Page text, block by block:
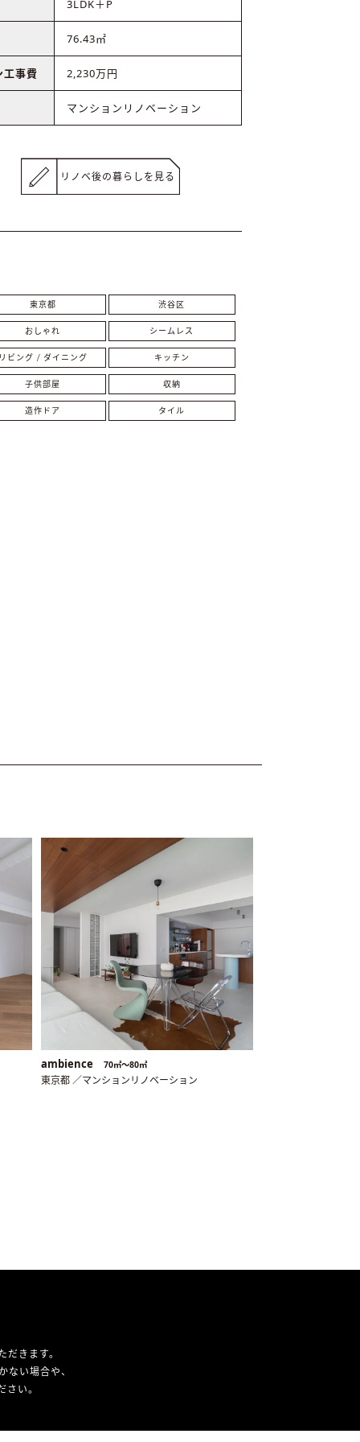
3LDK＋P
76.43㎡
工事費 2,230万円
マンションリノベーション
リノベ後の暮らしを見る
東京都 渋谷区
おしゃれ シームレス
リビング / ダイニング キッチン
子供部屋 収納
造作ドア タイル
ambience 70㎡〜80㎡
東京都 ／マンションリノベーション
きます。
い場合や、
い。